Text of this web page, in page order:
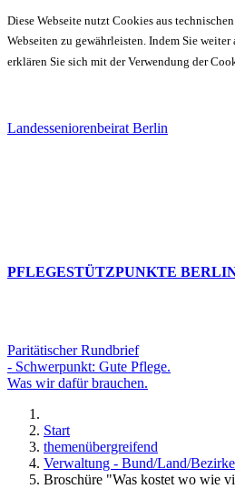
Diese Webseite nutzt Cookies aus
Webseiten zu gewährleisten. Indem Sie
erklären Sie sich mit der Verwendung der
Landesseniorenbeirat Berlin
PFLEGESTÜTZPUNKTE
Paritätischer Rundbrief
- Schwerpunkt: Gute Pflege.
Was wir dafür brauchen.
Start
themenübergreifend
Verwaltung - Bund/Land/Bezirke
Broschüre "Was kostet wo wie